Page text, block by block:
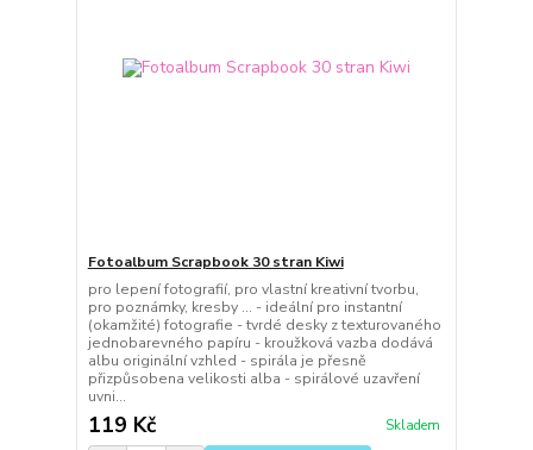
Fotoalbum Scrapbook 30 stran Kiwi
pro lepení fotografií, pro vlastní kreativní tvorbu,
pro poznámky, kresby … - ideální pro instantní
(okamžité) fotografie - tvrdé desky z texturovaného
jednobarevného papíru - kroužková vazba dodává
albu originální vzhled - spirála je přesně
přizpůsobena velikosti alba - spirálové uzavření
uvni...
119 Kč Skladem